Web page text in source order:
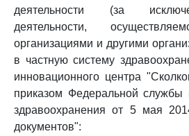
деятельности (за
деятельности,
организациями и другими
в частную систему
инновационного центра
приказом Федеральной
здравоохранения от 5 мая
документов":